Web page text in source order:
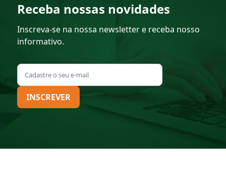
Receba nossas novidades
Inscreva-se na nossa newsletter e receba nosso
informativo.
INSCREVER